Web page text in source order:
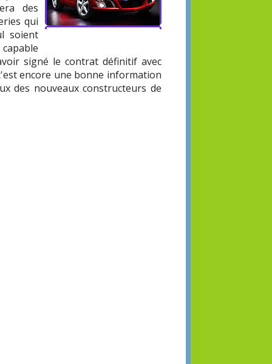
des
qui
soient
signé le contrat définitif avec
encore une bonne information
des nouveaux constructeurs de